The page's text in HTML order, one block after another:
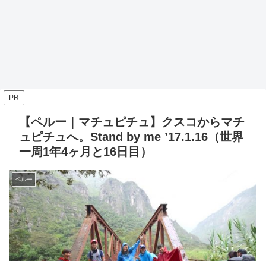
PR
【ペルー｜マチュピチュ】クスコからマチ
ュピチュへ。Stand by me ’17.1.16（世界
一周1年4ヶ月と16日目）
ペルー